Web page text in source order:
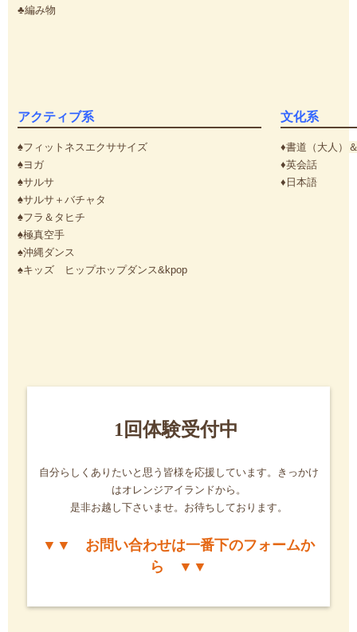
♣編み物
アクティブ系
♠フィットネスエクササイズ
♠ヨガ
♠サルサ
♠サルサ＋バチャタ
♠フラ＆タヒチ
♠極真空手
♠沖縄ダンス
♠キッズ ヒップホップダンス&kpop
文化系
♦書道（大人）
♦英会話
♦日本語
1回体験受付中
自分らしくありたいと思う皆様を応援しています。きっかけ
はオレンジアイランドから。
是非お越し下さいませ。お待ちしております。
▼▼ お問い合わせは一番下のフォームか
ら ▼▼